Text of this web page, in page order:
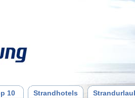
10 Strandhotels